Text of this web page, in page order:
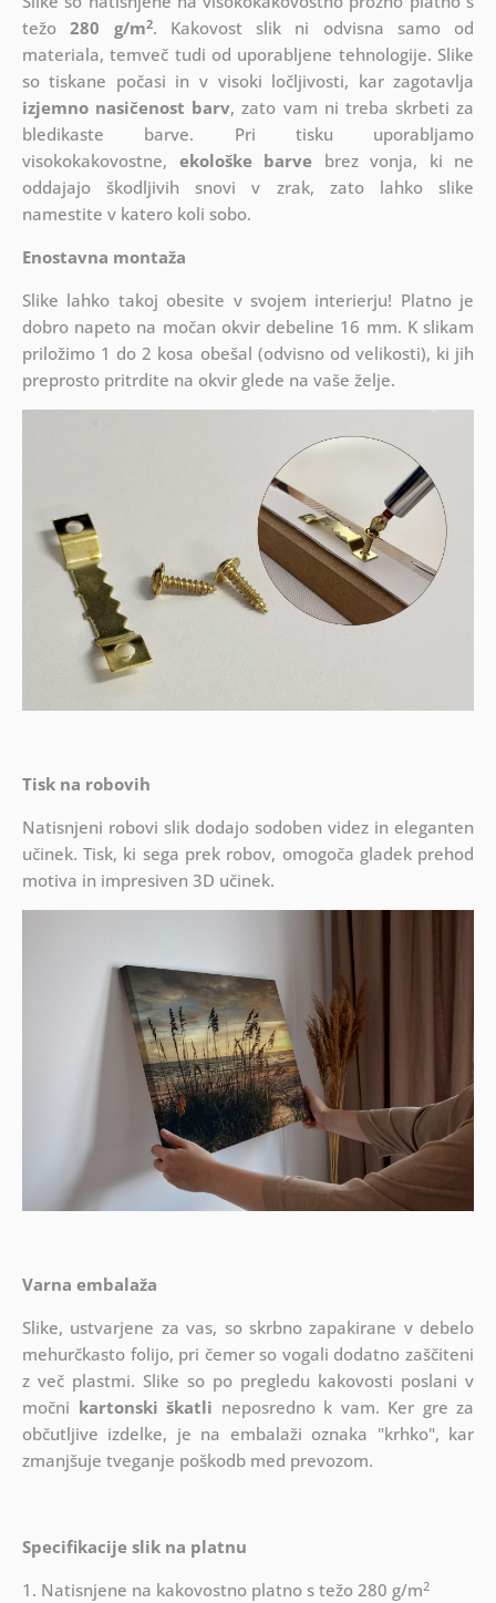
težo280 g/m2. Kakovost slik ni odvisna samo od
materiala, temveč tudi od uporabljene tehnologije. Slike
so tiskane počasi in v visoki ločljivosti, kar zagotavlja
izjemno nasičenost barv, zato vam ni treba skrbeti za
bledikaste barve. Pri tisku uporabljamo
visokokakovostne, ekološke barve brez vonja, ki ne
oddajajo škodljivih snovi v zrak, zato lahko slike
namestite v katero koli sobo.
Enostavna montaža
Slike lahko takoj obesite v svojem interierju! Platno je
dobro napeto na močan okvir debeline 16 mm. K slikam
priložimo 1 do 2 kosa obešal (odvisno od velikosti), ki jih
preprosto pritrdite na okvir glede na vaše želje.
Tisk na robovih
Natisnjeni robovi slik dodajo sodoben videz in eleganten
učinek. Tisk, ki sega prek robov, omogoča gladek prehod
motiva in impresiven 3D učinek.
Varna embalaža
Slike, ustvarjene za vas, so skrbno zapakirane v debelo
mehurčkasto folijo, pri čemer so vogali dodatno zaščiteni
z več plastmi. Slike so po pregledu kakovosti poslani v
močni kartonski škatli neposredno k vam. Ker gre za
občutljive izdelke, je na embalaži oznaka "krhko", kar
zmanjšuje tveganje poškodb med prevozom.
Specifikacije slik na platnu
1. Natisnjene na kakovostno platno s težo 280 g/m2